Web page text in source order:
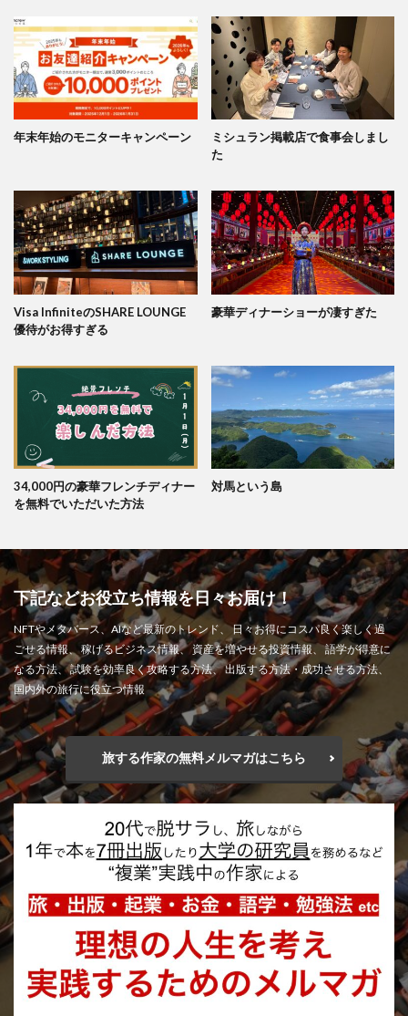
年末年始のモニターキャンペーン
ミシュラン掲載店で食事会しまし
た
Visa InfiniteのSHARE LOUNGE
優待がお得すぎる
豪華ディナーショーが凄すぎた
34,000円の豪華フレンチディナー
を無料でいただいた方法
対馬という島
下記などお役立ち情報を日々お届け！
NFTやメタバース、AIなど最新のトレンド、 日々お得にコスパ良く楽しく過
ごせる情報、 稼げるビジネス情報、 資産を増やせる投資情報、 語学が得意に
なる方法、 試験を効率良く攻略する方法、 出版する方法・成功させる方法、
国内外の旅行に役立つ情報
旅する作家の無料メルマガはこちら